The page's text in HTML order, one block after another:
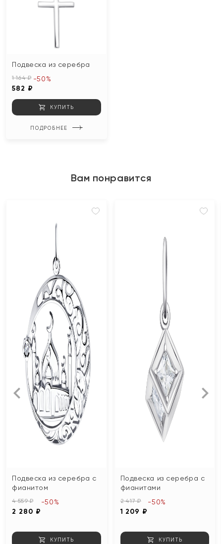
Подвеска из серебра
1 164 ₽
582 ₽
-50%
КУПИТЬ
ПОДРОБНЕЕ
Вам понравится
Подвеска из серебра с
фианитом
4 559 ₽
2 280 ₽
-50%
КУПИТЬ
Подвеска из серебра с
фианитами
2 417 ₽
1 209 ₽
-50%
КУПИТЬ